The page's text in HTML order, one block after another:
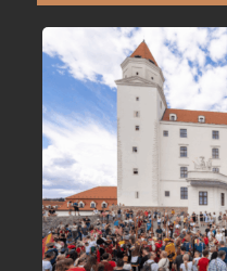
bejegyzéshez